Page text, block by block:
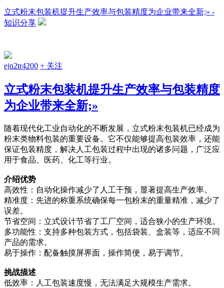
立式粉末包装机提升生产效率与包装精度为企业带来全新;» -
知识分享
ejn2tr4200 + 关注
立式粉末包装机提升生产效率与包装精度
为企业带来全新;»
随着现代化工业自动化的不断发展，立式粉末包装机已经成为
粉末类物料包装的重要设备。它不仅能够提高包装效率，还能
保证包装精度，解决人工包装过程中出现的诸多问题，广泛应
用于食品、医药、化工等行业。
介绍优势
高效性：自动化操作减少了人工干预，显著提高生产效率。
精准度：先进的称重系统确保每一包粉末的重量精准，减少了
误差。
节省空间：立式设计节省了工厂空间，适合狭小的生产环境。
多功能性：支持多种包装方式，包括袋装、盒装等，适应不同
产品的需求。
易于操作：配备触摸屏界面，操作简便，易于调节。
挑战描述
低效率：人工包装速度慢，无法满足大规模生产需求。